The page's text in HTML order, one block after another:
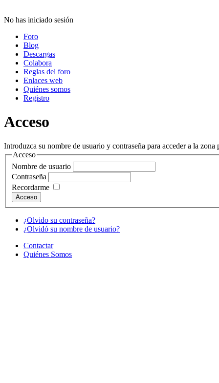
No has iniciado sesión
Foro
Blog
Descargas
Colabora
Reglas del foro
Enlaces web
Quiénes somos
Registro
Acceso
Introduzca su nombre de usuario y contraseña para acceder a la zona
Acceso
Nombre de usuario
Contraseña
Recordarme
¿Olvido su contraseña?
¿Olvidó su nombre de usuario?
Contactar
Quiénes Somos